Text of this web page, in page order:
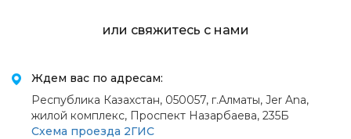
или свяжитесь с нами
Ждем вас по адресам:
Республика Казахстан, 050057, г.Алматы, Jer Ana,
жилой комплекс, Проспект Назарбаева, 235Б
Схема проезда 2ГИС